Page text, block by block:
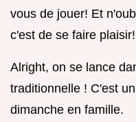
vous de jouer! Et
c'est de se faire plaisir!
Alright, on se lance
traditionnelle ! C'est
dimanche en famille.